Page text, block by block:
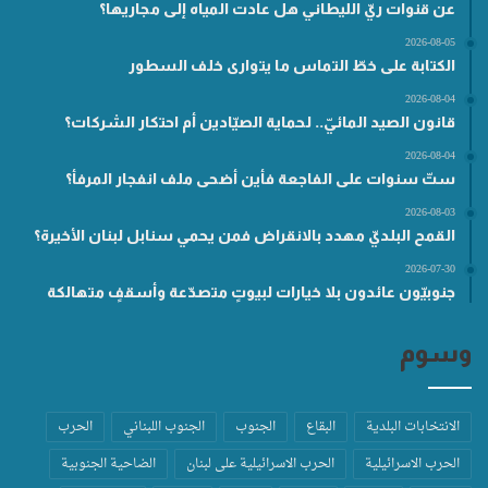
عن قنوات ريّ الليطاني هل عادت المياه إلى مجاريها؟
2026-08-05
الكتابة على خطّ التماس ما يتوارى خلف السطور
2026-08-04
قانون الصيد المائيّ.. لحماية الصيّادين أم احتكار الشركات؟
2026-08-04
ستّ سنوات على الفاجعة فأين أضحى ملف انفجار المرفأ؟
2026-08-03
القمح البلديّ مهدد بالانقراض فمن يحمي سنابل لبنان الأخيرة؟
2026-07-30
جنوبيّون عائدون بلا خيارات لبيوتٍ متصدّعة وأسقفٍ متهالكة
وسوم
الانتخابات البلدية البقاع الجنوب الجنوب اللبناني
الحرب
الحرب الاسرائيلية
الحرب الاسرائيلية على لبنان الضاحية الجنوبية